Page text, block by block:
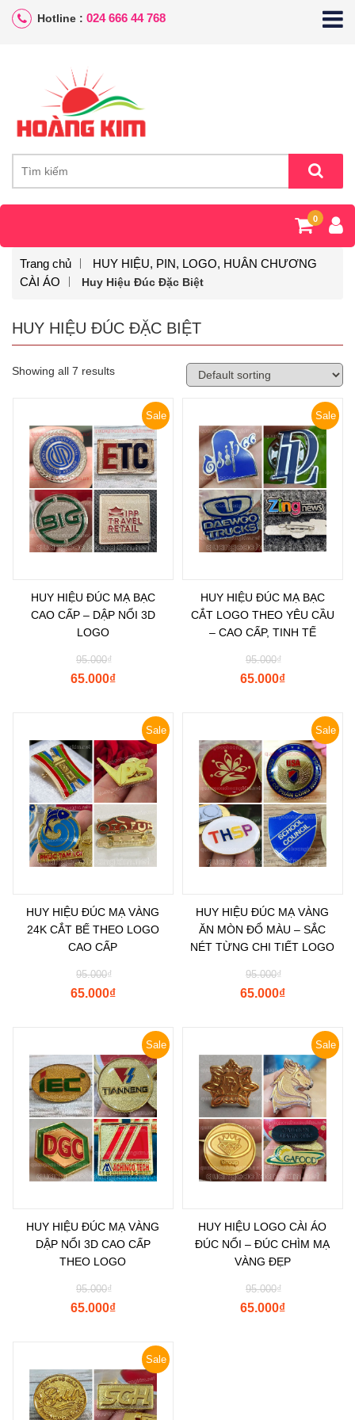
Hotline : 024 666 44 768
0
Trang chủ
HUY HIỆU, PIN, LOGO, HUÂN CHƯƠNG
CÀI ÁO
Huy Hiệu Đúc Đặc Biệt
HUY HIỆU ĐÚC ĐẶC BIỆT
Showing all 7 results
Sale
HUY HIỆU ĐÚC MẠ BẠC
CAO CẤP – DẬP NỔI 3D
LOGO
₫
95.000
₫
65.000
Sale
HUY HIỆU ĐÚC MẠ BẠC
CẮT LOGO THEO YÊU CẦU
– CAO CẤP, TINH TẾ
₫
95.000
₫
65.000
Sale
HUY HIỆU ĐÚC MẠ VÀNG
24K CẮT BẾ THEO LOGO
CAO CẤP
₫
95.000
₫
65.000
Sale
HUY HIỆU ĐÚC MẠ VÀNG
ĂN MÒN ĐỔ MÀU – SẮC
NÉT TỪNG CHI TIẾT LOGO
₫
95.000
₫
65.000
Sale
HUY HIỆU ĐÚC MẠ VÀNG
DẬP NỔI 3D CAO CẤP
THEO LOGO
₫
95.000
₫
65.000
Sale
HUY HIỆU LOGO CÀI ÁO
ĐÚC NỔI – ĐÚC CHÌM MẠ
VÀNG ĐẸP
₫
95.000
₫
65.000
Sale